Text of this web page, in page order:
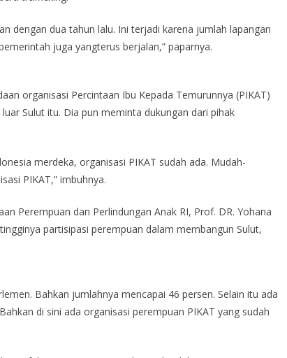
dengan dua tahun lalu. Ini terjadi karena jumlah lapangan
juga yangterus berjalan,” paparnya.
organisasi Percintaan Ibu Kepada Temurunnya (PIKAT)
Sulut itu. Dia pun meminta dukungan dari pihak
merdeka, organisasi PIKAT sudah ada. Mudah-
PIKAT,” imbuhnya.
Perempuan dan Perlindungan Anak RI, Prof. DR. Yohana
partisipasi perempuan dalam membangun Sulut,
Bahkan jumlahnya mencapai 46 persen. Selain itu ada
di sini ada organisasi perempuan PIKAT yang sudah